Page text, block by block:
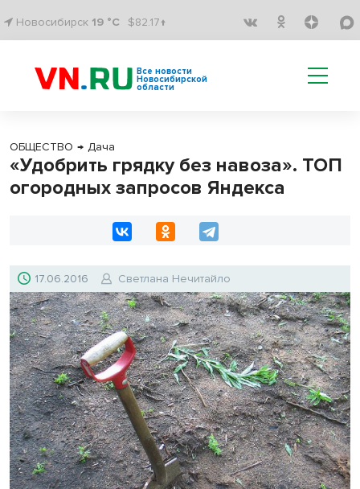
Новосибирск 19 °C $82.17↑
Все новости
Новосибирской
области
ОБЩЕСТВО → Дача
«Удобрить грядку без навоза». ТОП
огородных запросов Яндекса
17.06.2016 Светлана Нечитайло